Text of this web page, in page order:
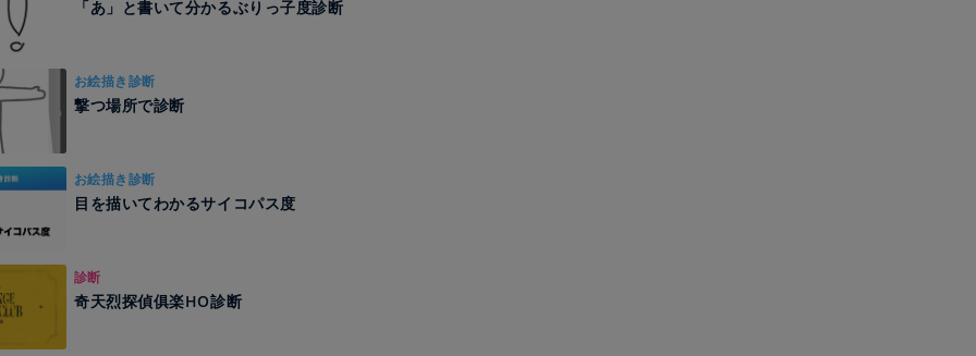
「あ」と書いて分かるぶりっ子度診断
お絵描き診断
撃つ場所で診断
お絵描き診断
目を描いてわかるサイコパス度
診断
奇天烈探偵俱楽HO診断